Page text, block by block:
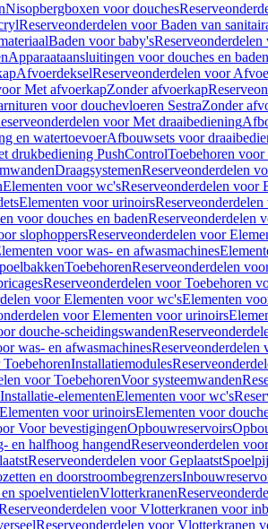
Nisopbergboxen voor douches
Reserveonderdelen voor Baden van
Baden voor baby's
Apparaataansluitingen voor douches en baden
AfvoerdekselReserveonderdelen voor
Met afvoerkapZonder afvoerkap
voor douchevloeren SestraZonder
voor Met draaibediening
en watertoevoerAfbouwsets voor
drukbediening PushControlToebehoren
DraagsystemenReserveonderdelen
Elementen voor wc'sReserveonderdelen voor
Elementen voor urinoirs
voor douches en badenReserveonderdelen
slophoppersReserveonderdelen voor
voor was- en afwasmachines
ToebehorenReserveonderdelen
Reserveonderdelen voor Toebehoren
voor Elementen voor wc'sElementen
voor Elementen voor urinoirs
douche-scheidingswanden
was- en afwasmachinesReserveonderdelen
Installatiemodules
voor ToebehorenVoor systeemwanden
elementenElementen voor wc's
voor urinoirsElementen voor
Voor bevestigingenOpbouwreservoirs
en halfhoog hangendReserveonderdelen
Reserveonderdelen voor Geplaatst
en doorstroombegrenzers
spoelventielenVlotterkranen
voor Vlotterkranen voor
Reserveonderdelen voor Vlotterkranen